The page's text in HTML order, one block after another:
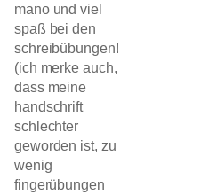
mano und viel
spaß bei den
schreibübungen!
(ich merke auch,
dass meine
handschrift
schlechter
geworden ist, zu
wenig
fingerübungen